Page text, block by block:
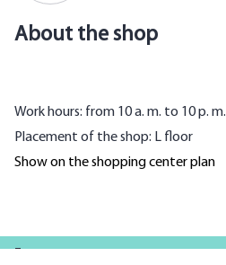
About the shop
Work hours: from 10 a. m. to 10 p. m.
Placement of the shop: L floor
Show on the shopping center plan